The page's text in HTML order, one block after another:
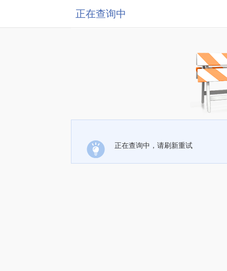
正在查询中
正在查询中，请刷新重试